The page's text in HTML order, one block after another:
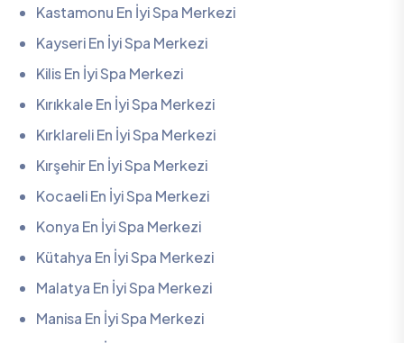
Kastamonu En İyi Spa Merkezi
Kayseri En İyi Spa Merkezi
Kilis En İyi Spa Merkezi
Kırıkkale En İyi Spa Merkezi
Kırklareli En İyi Spa Merkezi
Kırşehir En İyi Spa Merkezi
Kocaeli En İyi Spa Merkezi
Konya En İyi Spa Merkezi
Kütahya En İyi Spa Merkezi
Malatya En İyi Spa Merkezi
Manisa En İyi Spa Merkezi